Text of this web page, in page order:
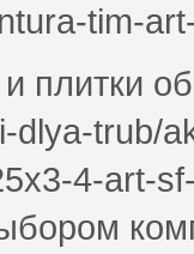
tim-
плитки
dlya-trub/
4-art-